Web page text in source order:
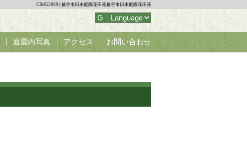
CIMG3099 | 越谷市日本庭園花田苑越谷市日本庭園花田苑
庭園内写真 アクセス お問い合わせ